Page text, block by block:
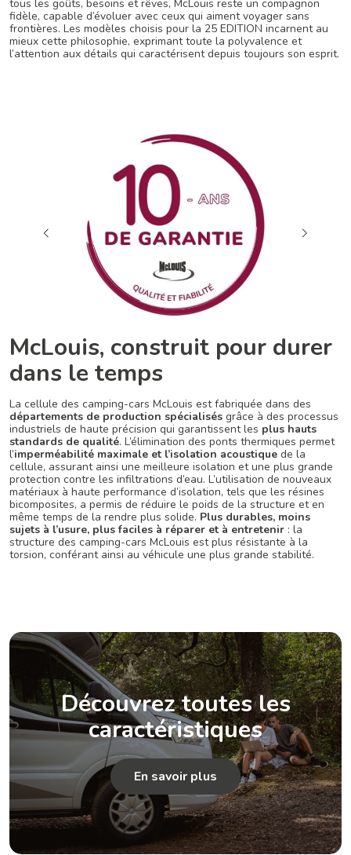
tous les goûts, besoins et rêves, McLouis reste un compagnon
fidèle, capable d’évoluer avec ceux qui aiment voyager sans
frontières. Les modèles choisis pour la 25 EDITION incarnent au
mieux cette philosophie, exprimant toute la polyvalence et
l’attention aux détails qui caractérisent depuis toujours son esprit.
McLouis, construit pour durer
dans le temps
La cellule des camping-cars McLouis est fabriquée dans des
départements de production spécialisés grâce à des processus
industriels de haute précision qui garantissent les plus hauts
standards de qualité. L’élimination des ponts thermiques permet
l’imperméabilité maximale et l’isolation acoustique de la
cellule, assurant ainsi une meilleure isolation et une plus grande
protection contre les infiltrations d’eau. L’utilisation de nouveaux
matériaux à haute performance d’isolation, tels que les résines
bicomposites, a permis de réduire le poids de la structure et en
même temps de la rendre plus solide. Plus durables, moins
sujets à l’usure, plus faciles à réparer et à entretenir : la
structure des camping-cars McLouis est plus résistante à la
torsion, conférant ainsi au véhicule une plus grande stabilité.
Découvrez toutes les
caractéristiques
En savoir plus